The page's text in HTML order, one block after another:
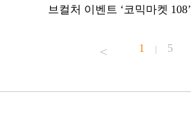
브컬처 이벤트 ‘코믹마켓 108’
1 | 5